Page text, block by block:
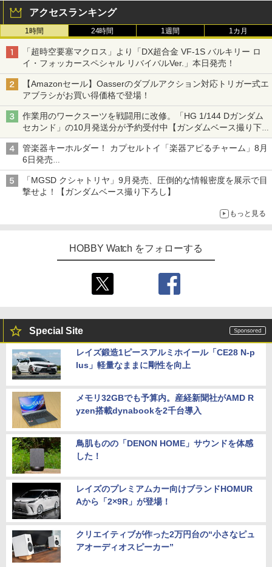
アクセスランキング
1時間 24時間 1週間 1カ月
「超時空要塞マクロス」より「DX超合金 VF-1S バルキリー ロ
イ・フォッカースペシャル リバイバルVer.」本日発売！
【Amazonセール】Oasserのダブルアクション対応トリガー式エ
アブラシがお買い得価格で登場！
作業用のワークスーツを戦闘用に改修。「HG 1/144 Dガンダム
セカンド」の10月発送分が予約受付中【ガンダムベース撮り下
ろし】
管楽器キーホルダー！ カプセルトイ「楽器アピるチャーム」8月
6日発売
チューバ、テナサクなど5種各3色
「MGSD クシャトリヤ」9月発売、圧倒的な情報密度を展示で目
撃せよ！【ガンダムベース撮り下ろし】
もっと見る
HOBBY Watch をフォローする
Special Site
レイズ鍛造1ピースアルミホイール「CE28 N-p
lus」軽量なままに剛性を向上
メモリ32GBでも予算内。産経新聞社がAMD R
yzen搭載dynabookを2千台導入
鳥肌ものの「DENON HOME」サウンドを体感
した！
レイズのプレミアムカー向けブランドHOMUR
Aから「2×9R」が登場！
クリエイティブが作った2万円台の“小さなピュ
アオーディオスピーカー”